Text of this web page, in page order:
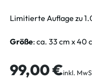
Limitierte Auflage zu
Größe: ca. 33 cm x 40
Regulärer Preis:
99,00 €inkl.